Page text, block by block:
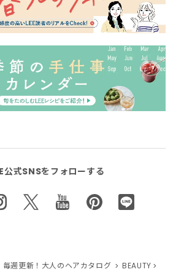
公式SNSをフォローする
毎週更新！大人のヘアカタログ
BEAUTY